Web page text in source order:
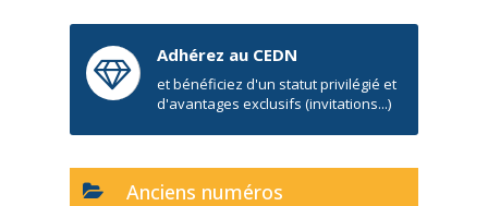
Adhérez au CEDN
et bénéficiez d'un statut privilégié et
d'avantages exclusifs (invitations...)
Anciens numéros